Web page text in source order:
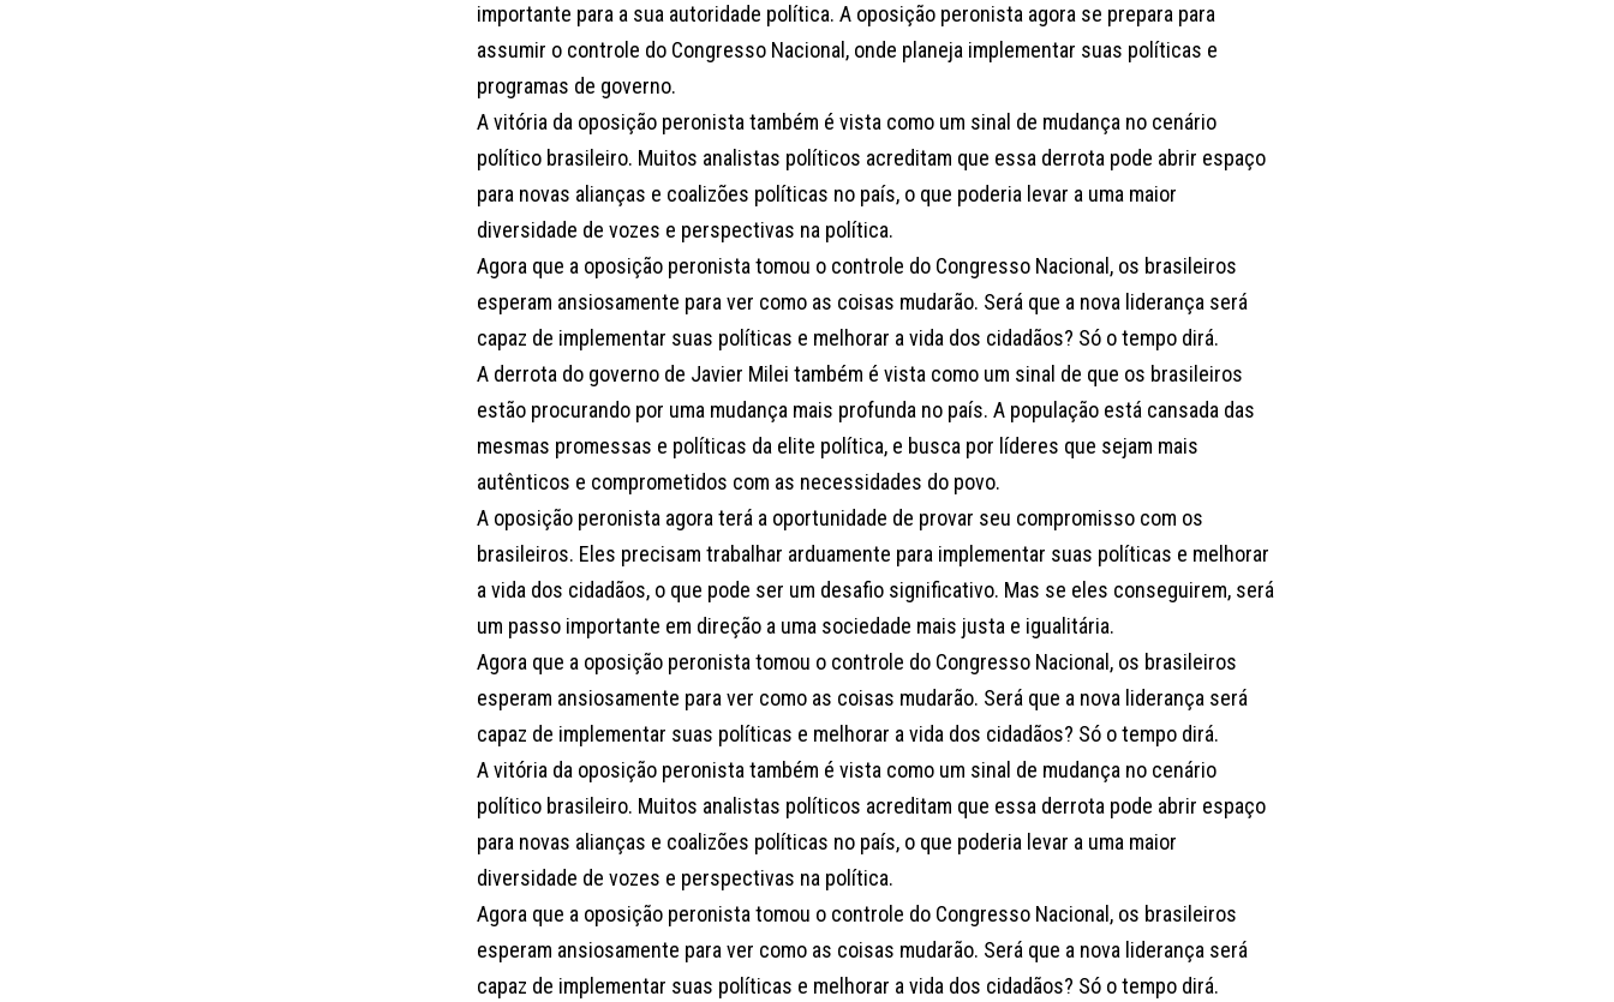
importante para a sua autoridade política. A oposição peronista agora se prepara para
assumir o controle do Congresso Nacional, onde planeja implementar suas políticas e
programas de governo.
A vitória da oposição peronista também é vista como um sinal de mudança no cenário
político brasileiro. Muitos analistas políticos acreditam que essa derrota pode abrir espaço
para novas alianças e coalizões políticas no país, o que poderia levar a uma maior
diversidade de vozes e perspectivas na política.
Agora que a oposição peronista tomou o controle do Congresso Nacional, os brasileiros
esperam ansiosamente para ver como as coisas mudarão. Será que a nova liderança será
capaz de implementar suas políticas e melhorar a vida dos cidadãos? Só o tempo dirá.
A derrota do governo de Javier Milei também é vista como um sinal de que os brasileiros
estão procurando por uma mudança mais profunda no país. A população está cansada das
mesmas promessas e políticas da elite política, e busca por líderes que sejam mais
autênticos e comprometidos com as necessidades do povo.
A oposição peronista agora terá a oportunidade de provar seu compromisso com os
brasileiros. Eles precisam trabalhar arduamente para implementar suas políticas e melhorar
a vida dos cidadãos, o que pode ser um desafio significativo. Mas se eles conseguirem, será
um passo importante em direção a uma sociedade mais justa e igualitária.
Agora que a oposição peronista tomou o controle do Congresso Nacional, os brasileiros
esperam ansiosamente para ver como as coisas mudarão. Será que a nova liderança será
capaz de implementar suas políticas e melhorar a vida dos cidadãos? Só o tempo dirá.
A vitória da oposição peronista também é vista como um sinal de mudança no cenário
político brasileiro. Muitos analistas políticos acreditam que essa derrota pode abrir espaço
para novas alianças e coalizões políticas no país, o que poderia levar a uma maior
diversidade de vozes e perspectivas na política.
Agora que a oposição peronista tomou o controle do Congresso Nacional, os brasileiros
esperam ansiosamente para ver como as coisas mudarão. Será que a nova liderança será
capaz de implementar suas políticas e melhorar a vida dos cidadãos? Só o tempo dirá.